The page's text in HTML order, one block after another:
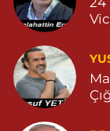
04825112785
0 (482) 511 27 85
Ömerli
YENİ MAHALLE
04825413333